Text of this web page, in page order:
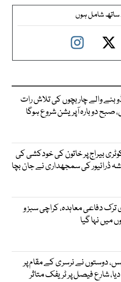
شامل ہوں
والے چار بچوں کی تلاش رات
دوبارہ آپریشن شروع ہوگا
بیراج پر خاتون کی خودکشی کی
ڈرائیور کی سمجھداری نے جان بچا
دفاعی معاہدہ، کراچی سبز و
میں نہا گیا
دوستوں نے نرسری کے مقام پر
شارع فیصل پر ٹریفک متاثر